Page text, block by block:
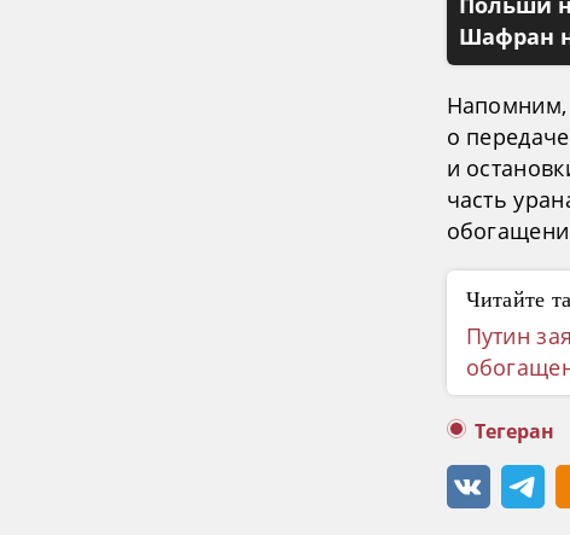
Польши
Шафран
о
и
часть
Читайте
Путин
Тегеран